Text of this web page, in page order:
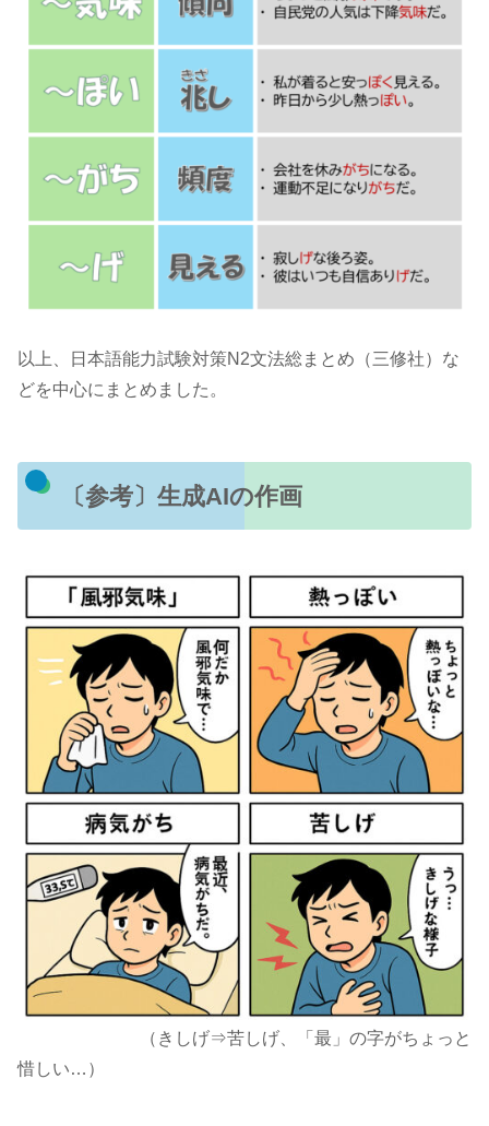
以上、日本語能力試験対策N2文法総まとめ（三修社）な
どを中心にまとめました。
〔参考〕生成AIの作画
（きしげ⇒苦しげ、「最」の字がちょっと
惜しい…）